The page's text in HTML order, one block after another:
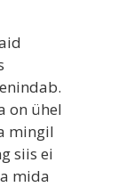
on ühel
mingil
siis ei
mida